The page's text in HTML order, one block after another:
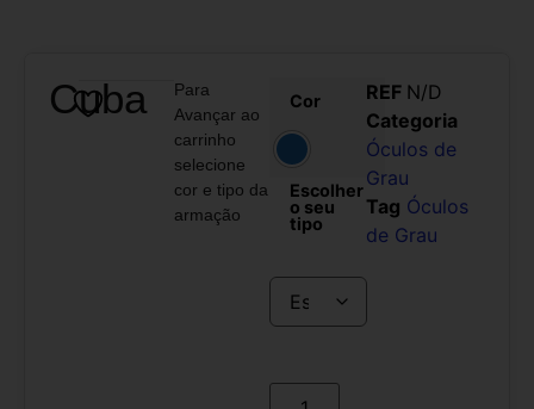
Cuba
Para
Avançar ao
carrinho
selecione
cor e tipo da
armação
Cor
Escolher
o seu
tipo
REF N/D
Categoria
Óculos de
Grau
Tag Óculos
de Grau